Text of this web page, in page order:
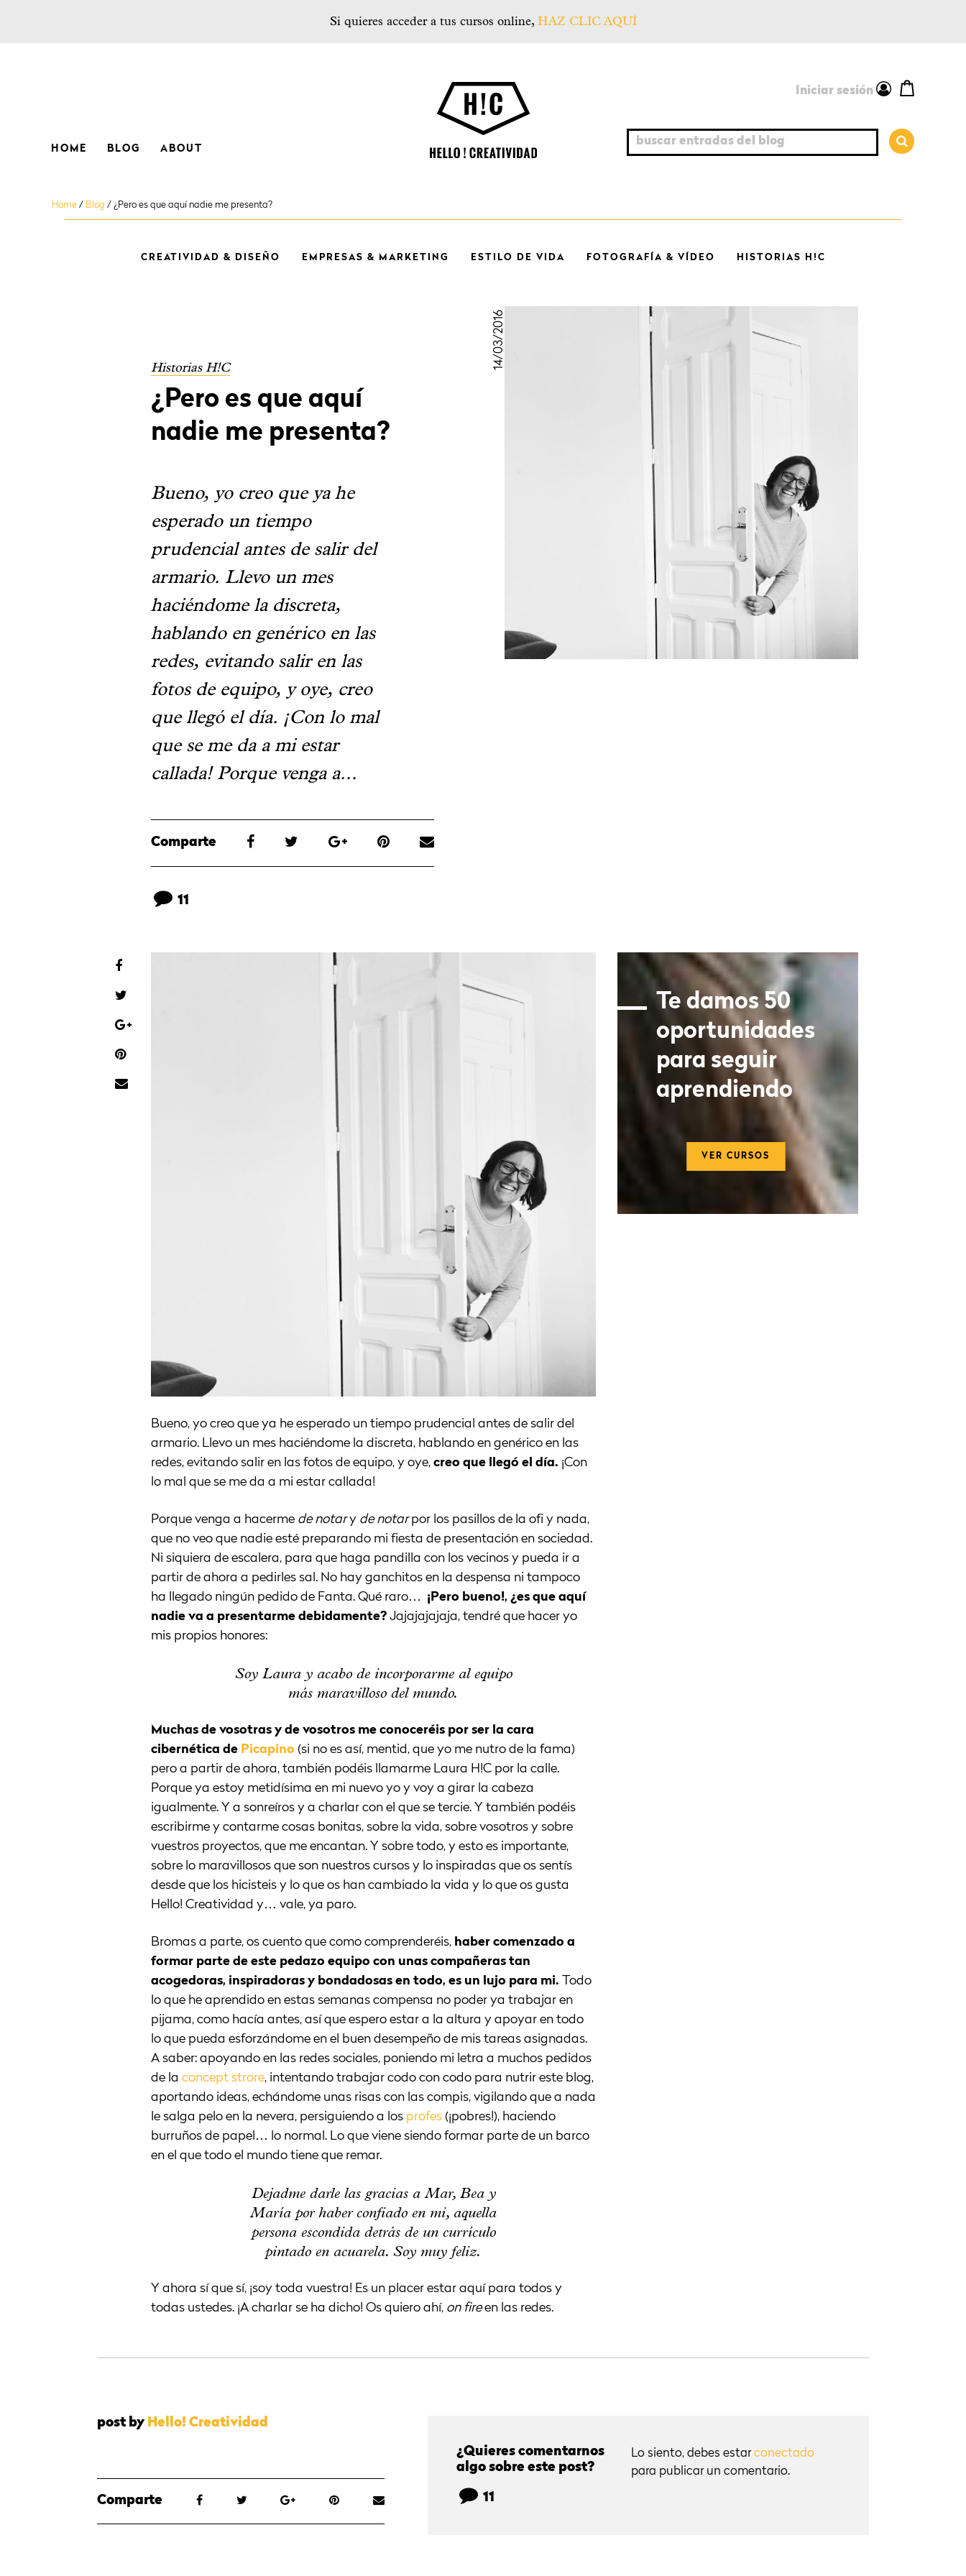
Si quieres acceder a tus cursos online, HAZ CLIC AQUÍ
HOME BLOG ABOUT
Iniciar sesión
buscar entradas del blog
Home / Blog / ¿Pero es que aquí nadie me presenta?
CREATIVIDAD & DISEÑO EMPRESAS & MARKETING ESTILO DE VIDA FOTOGRAFÍA & VÍDEO HISTORIAS H!C
14/03/2016
Historias H!C
¿Pero es que aquí
nadie me presenta?
Bueno, yo creo que ya he
esperado un tiempo
prudencial antes de salir del
armario. Llevo un mes
haciéndome la discreta,
hablando en genérico en las
redes, evitando salir en las
fotos de equipo, y oye, creo
que llegó el día. ¡Con lo mal
que se me da a mi estar
callada! Porque venga a...
Comparte
11
Bueno, yo creo que ya he esperado un tiempo prudencial antes de salir del
armario. Llevo un mes haciéndome la discreta, hablando en genérico en las
redes, evitando salir en las fotos de equipo, y oye, creo que llegó el día. ¡Con
lo mal que se me da a mi estar callada!
Porque venga a hacerme de notary de notarpor los pasillos de la ofi y nada,
que no veo que nadie esté preparando mi fiesta de presentación en sociedad.
Ni siquiera de escalera, para que haga pandilla con los vecinos y pueda ir a
partir de ahora a pedirles sal. No hay ganchitos en la despensa ni tampoco
ha llegado ningún pedido de Fanta. Qué raro… ¡Pero bueno!, ¿es que aquí
nadie va a presentarme debidamente? Jajajajajaja, tendré que hacer yo
mis propios honores:
Soy Laura y acabo de incorporarme al equipo
más maravilloso del mundo.
Muchas de vosotras y de vosotros me conoceréis por ser la cara
cibernética de Picapino (si no es así, mentid, que yo me nutro de la fama)
pero a partir de ahora, también podéis llamarme Laura H!C por la calle.
Porque ya estoy metidísima en mi nuevo yo y voy a girar la cabeza
igualmente. Y a sonreíros y a charlar con el que se tercie. Y también podéis
escribirme y contarme cosas bonitas, sobre la vida, sobre vosotros y sobre
vuestros proyectos, que me encantan. Y sobre todo, y esto es importante,
sobre lo maravillosos que son nuestros cursos y lo inspiradas que os sentís
desde que los hicisteis y lo que os han cambiado la vida y lo que os gusta
Hello! Creatividad y… vale, ya paro.
Bromas a parte, os cuento que como comprenderéis, haber comenzado a
formar parte de este pedazo equipo con unas compañeras tan
acogedoras, inspiradoras y bondadosas en todo, es un lujo para mi. Todo
lo que he aprendido en estas semanas compensa no poder ya trabajar en
pijama, como hacía antes, así que espero estar a la altura y apoyar en todo
lo que pueda esforzándome en el buen desempeño de mis tareas asignadas.
A saber: apoyando en las redes sociales, poniendo mi letra a muchos pedidos
de la concept strore, intentando trabajar codo con codo para nutrir este blog,
aportando ideas, echándome unas risas con las compis, vigilando que a nada
le salga pelo en la nevera, persiguiendo a los profes (¡pobres!), haciendo
burruños de papel… lo normal. Lo que viene siendo formar parte de un barco
en el que todo el mundo tiene que remar.
Dejadme darle las gracias a Mar, Bea y
María por haber confiado en mi, aquella
persona escondida detrás de un currículo
pintado en acuarela. Soy muy feliz.
Y ahora sí que sí, ¡soy toda vuestra! Es un placer estar aquí para todos y
todas ustedes. ¡A charlar se ha dicho! Os quiero ahí, on fireen las redes.
Te damos 50
oportunidades
para seguir
aprendiendo
VER CURSOS
post by Hello! Creatividad
Comparte
¿Quieres comentarnos
algo sobre este post?
Lo siento, debes estarconectado
para publicar un comentario.
11